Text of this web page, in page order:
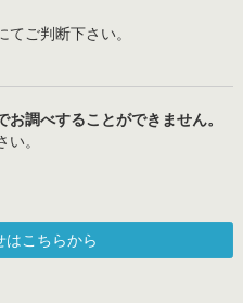
ご判断下さい。
調べすることができません。
。
こちらから